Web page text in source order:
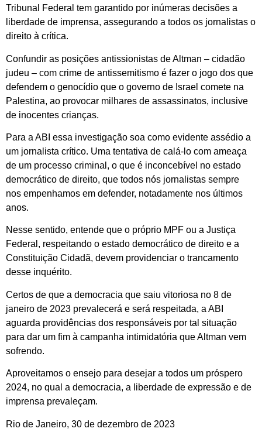
Tribunal Federal tem garantido por inúmeras decisões a
liberdade de imprensa, assegurando a todos os jornalistas o
direito à crítica.
Confundir as posições antissionistas de Altman – cidadão
judeu – com crime de antissemitismo é fazer o jogo dos que
defendem o genocídio que o governo de Israel comete na
Palestina, ao provocar milhares de assassinatos, inclusive
de inocentes crianças.
Para a ABI essa investigação soa como evidente assédio a
um jornalista crítico. Uma tentativa de calá-lo com ameaça
de um processo criminal, o que é inconcebível no estado
democrático de direito, que todos nós jornalistas sempre
nos empenhamos em defender, notadamente nos últimos
anos.
Nesse sentido, entende que o próprio MPF ou a Justiça
Federal, respeitando o estado democrático de direito e a
Constituição Cidadã, devem providenciar o trancamento
desse inquérito.
Certos de que a democracia que saiu vitoriosa no 8 de
janeiro de 2023 prevalecerá e será respeitada, a ABI
aguarda providências dos responsáveis por tal situação
para dar um fim à campanha intimidatória que Altman vem
sofrendo.
Aproveitamos o ensejo para desejar a todos um próspero
2024, no qual a democracia, a liberdade de expressão e de
imprensa prevaleçam.
Rio de Janeiro, 30 de dezembro de 2023